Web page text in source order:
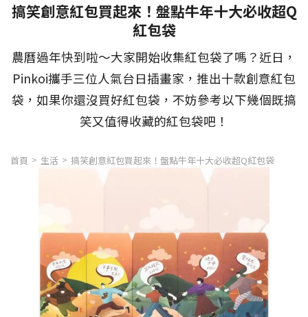
搞笑創意紅包買起來！盤點牛年十大必收超Q
紅包袋
農曆過年快到啦～大家開始收集紅包袋了嗎？近日，
Pinkoi攜手三位人氣台日插畫家，推出十款創意紅包
袋，如果你還沒買好紅包袋，不妨參考以下幾個既搞
笑又值得收藏的紅包袋吧！
首頁 生活 搞笑創意紅包買起來！盤點牛年十大必收超Q紅包袋